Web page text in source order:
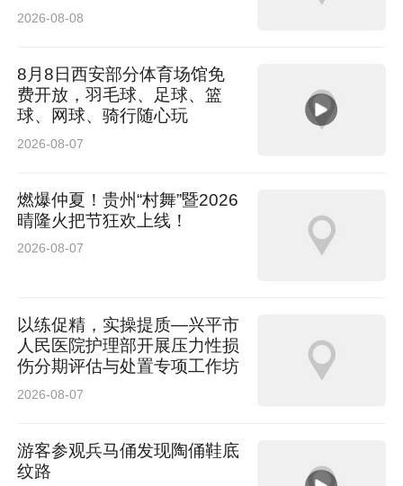
2026-08-08
8月8日西安部分体育场馆免
费开放，羽毛球、足球、篮
球、网球、骑行随心玩
2026-08-07
燃爆仲夏！贵州“村舞”暨2026
晴隆火把节狂欢上线！
2026-08-07
以练促精，实操提质—兴平市
人民医院护理部开展压力性损
伤分期评估与处置专项工作坊
2026-08-07
游客参观兵马俑发现陶俑鞋底
纹路